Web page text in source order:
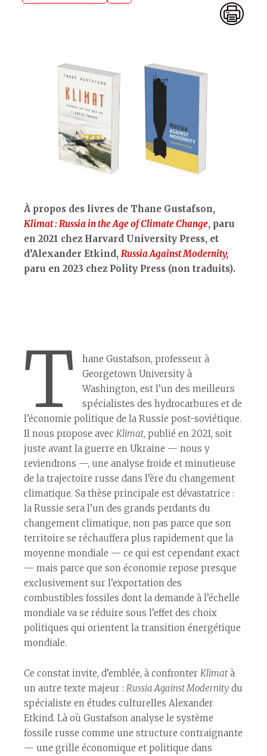
À propos des livres de Thane Gustafson,
Klimat : Russia in the Age of Climate Change, paru
en 2021 chez Harvard University Press, et
d’Alexander Etkind, Russia Against Modernity,
paru en 2023 chez Polity Press (non traduits).
T
hane Gustafson, professeur à
Georgetown University à
Washington, est l’un des meilleurs
spécialistes des hydrocarbures et de
l’économie politique de la Russie post-soviétique.
Il nous propose avec Klimat, publié en 2021, soit
juste avant la guerre en Ukraine — nous y
reviendrons —, une analyse froide et minutieuse
de la trajectoire russe dans l’ère du changement
climatique. Sa thèse principale est dévastatrice :
la Russie sera l’un des grands perdants du
changement climatique, non pas parce que son
territoire se réchauffera plus rapidement que la
moyenne mondiale — ce qui est cependant exact
— mais parce que son économie repose presque
exclusivement sur l’exportation des
combustibles fossiles dont la demande à l’échelle
mondiale va se réduire sous l’effet des choix
politiques qui orientent la transition énergétique
mondiale.
Ce constat invite, d’emblée, à confronter Klimat à
un autre texte majeur : Russia Against Modernity du
spécialiste en études culturelles Alexander
Etkind. Là où Gustafson analyse le système
fossile russe comme une structure contraignante
— une grille économique et politique dans